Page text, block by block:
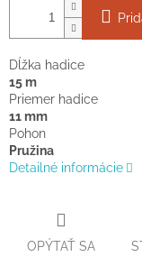
Dĺžka hadice
15 m
Priemer hadice
11 mm
Pohon
Pružina
Detailné informácie
OPÝTAŤ SA